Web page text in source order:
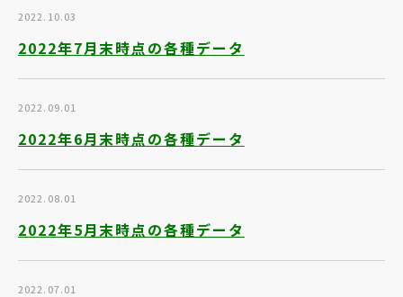
2022.10.03
2022年7月末時点の各種データ
2022.09.01
2022年6月末時点の各種データ
2022.08.01
2022年5月末時点の各種データ
2022.07.01